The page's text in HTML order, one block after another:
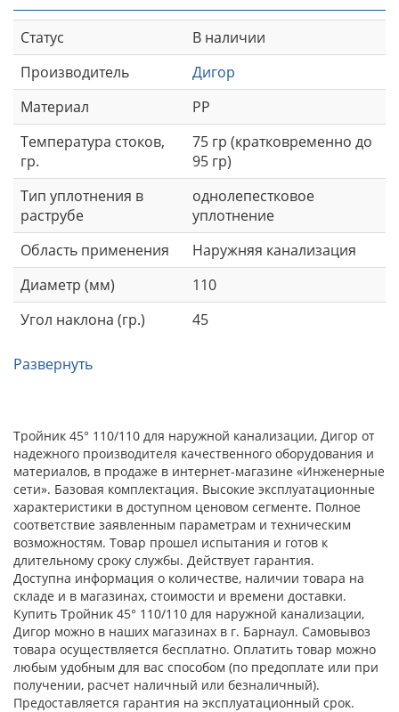
Статус
В наличии
Производитель
Дигор
Материал
РР
Температура стоков,
гр.
75 гр (кратковременно до
95 гр)
Тип уплотнения в
раструбе
однолепестковое
уплотнение
Область применения
Наружняя канализация
Диаметр (мм)
110
Угол наклона (гр.)
45
Развернуть
Тройник 45° 110/110 для наружной канализации, Дигор от
надежного производителя качественного оборудования и
материалов, в продаже в интернет-магазине «Инженерные
сети». Базовая комплектация. Высокие эксплуатационные
характеристики в доступном ценовом сегменте. Полное
соответствие заявленным параметрам и техническим
возможностям. Товар прошел испытания и готов к
длительному сроку службы. Действует гарантия.
Доступна информация о количестве, наличии товара на
складе и в магазинах, стоимости и времени доставки.
Купить Тройник 45° 110/110 для наружной канализации,
Дигор можно в наших магазинах в г. Барнаул. Самовывоз
товара осуществляется бесплатно. Оплатить товар можно
любым удобным для вас способом (по предоплате или при
получении, расчет наличный или безналичный).
Предоставляется гарантия на эксплуатационный срок.